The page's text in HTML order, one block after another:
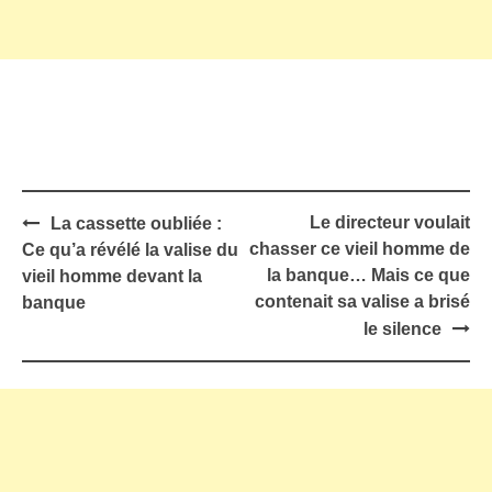
Post
navigation
La cassette oubliée :
Ce qu’a révélé la valise du
vieil homme devant la
banque
Le directeur voulait
chasser ce vieil homme de
la banque… Mais ce que
contenait sa valise a brisé
le silence